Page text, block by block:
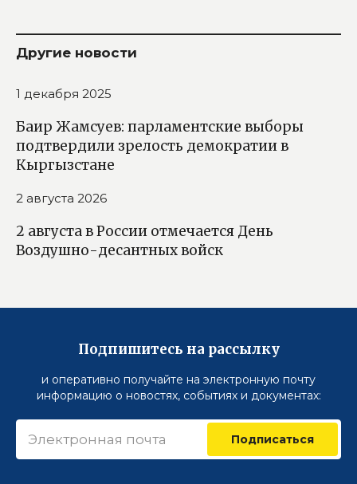
Другие новости
1 декабря 2025
Баир Жамсуев: парламентские выборы
подтвердили зрелость демократии в
Кыргызстане
2 августа 2026
2 августа в России отмечается День
Воздушно-десантных войск
Подпишитесь на рассылку
и оперативно получайте на электронную почту
информацию о новостях, событиях и документах:
Подписаться